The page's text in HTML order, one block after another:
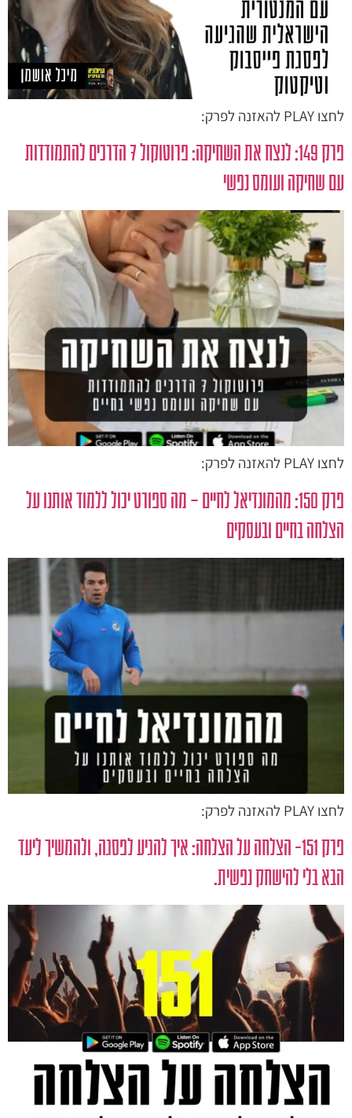
לחצו PLAY להאזנה לפרק:
פרק 149: לנצח את השחיקה: פרוטוקול 7 הדרכים להתמודדות
עם שחיקה ועומס נפשי
לחצו PLAY להאזנה לפרק:
פרק 150: מהמונדיאל לחיים – מה ספורט יכול ללמוד אותנו על
הצלחה בחיים ובעסקים
לחצו PLAY להאזנה לפרק:
פרק 151- הצלחה על הצלחה: איך להגיע לפסגה, ולהמשיך ליעד
הבא בלי להישחק נפשית.